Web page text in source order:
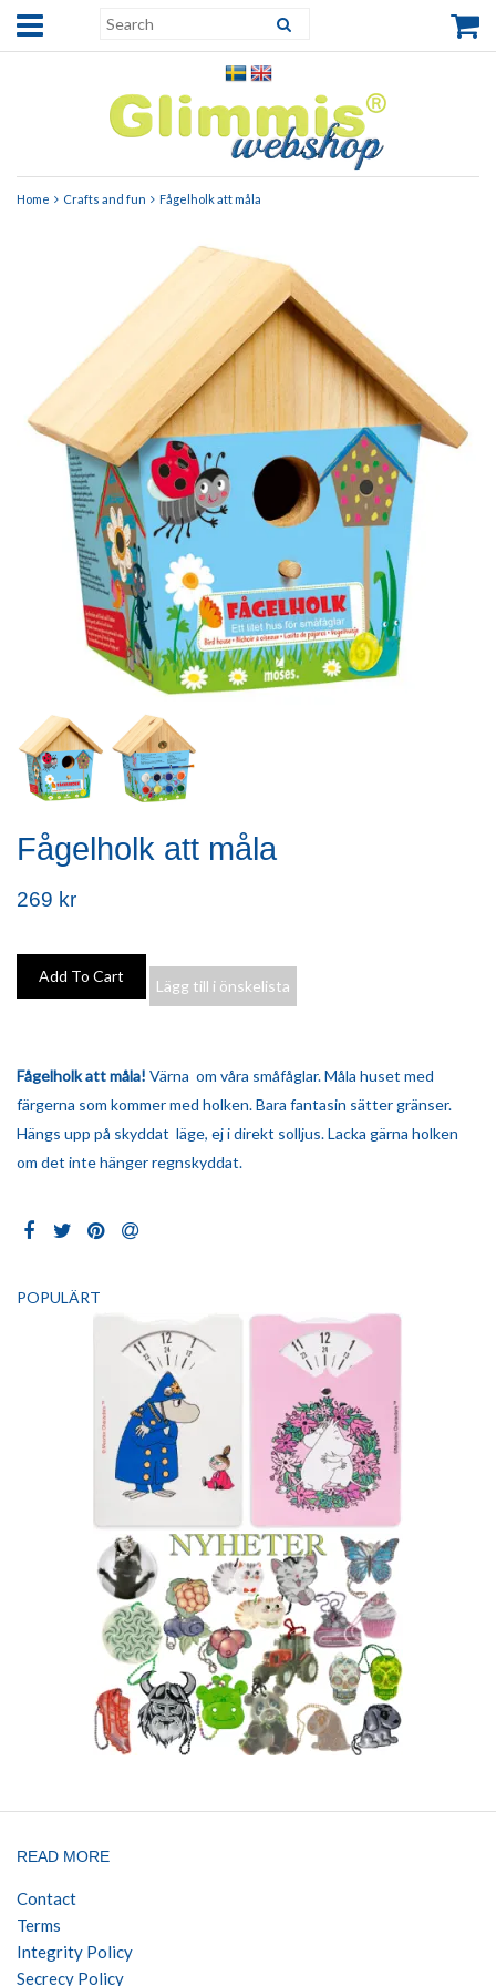
Home Crafts and fun Fågelholk att måla
Fågelholk att måla
269 kr
Lägg till i önskelista
Fågelholkatt måla! Värna om våra småfåglar. Måla huset med
färgerna som kommer med holken. Bara fantasin sätter gränser.
Hängs upp på skyddat läge, ej i direkt solljus. Lacka gärna holken
om det inte hänger regnskyddat.
POPULÄRT
READ MORE
Contact
Terms
Integrity Policy
Secrecy Policy